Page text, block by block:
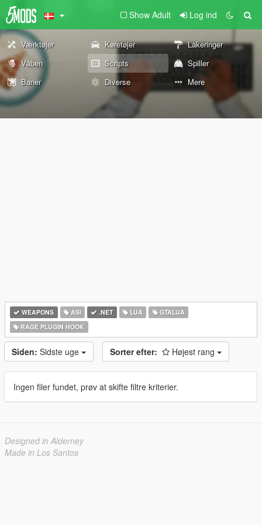
Show Adult Log ind
Værktøjer Køretøjer
Lakeringer
Våben
Scripts
Spiller
Baner
Diverse Mere
WEAPONS ASI .NET LUA
GTALUA
RAGE PLUGIN HOOK
Siden: Sidste uge Sorter efter: Højest rang
Ingen filer fundet, prøv at skifte filtre kriterier.
Designed in Alderney
Made in Los Santos